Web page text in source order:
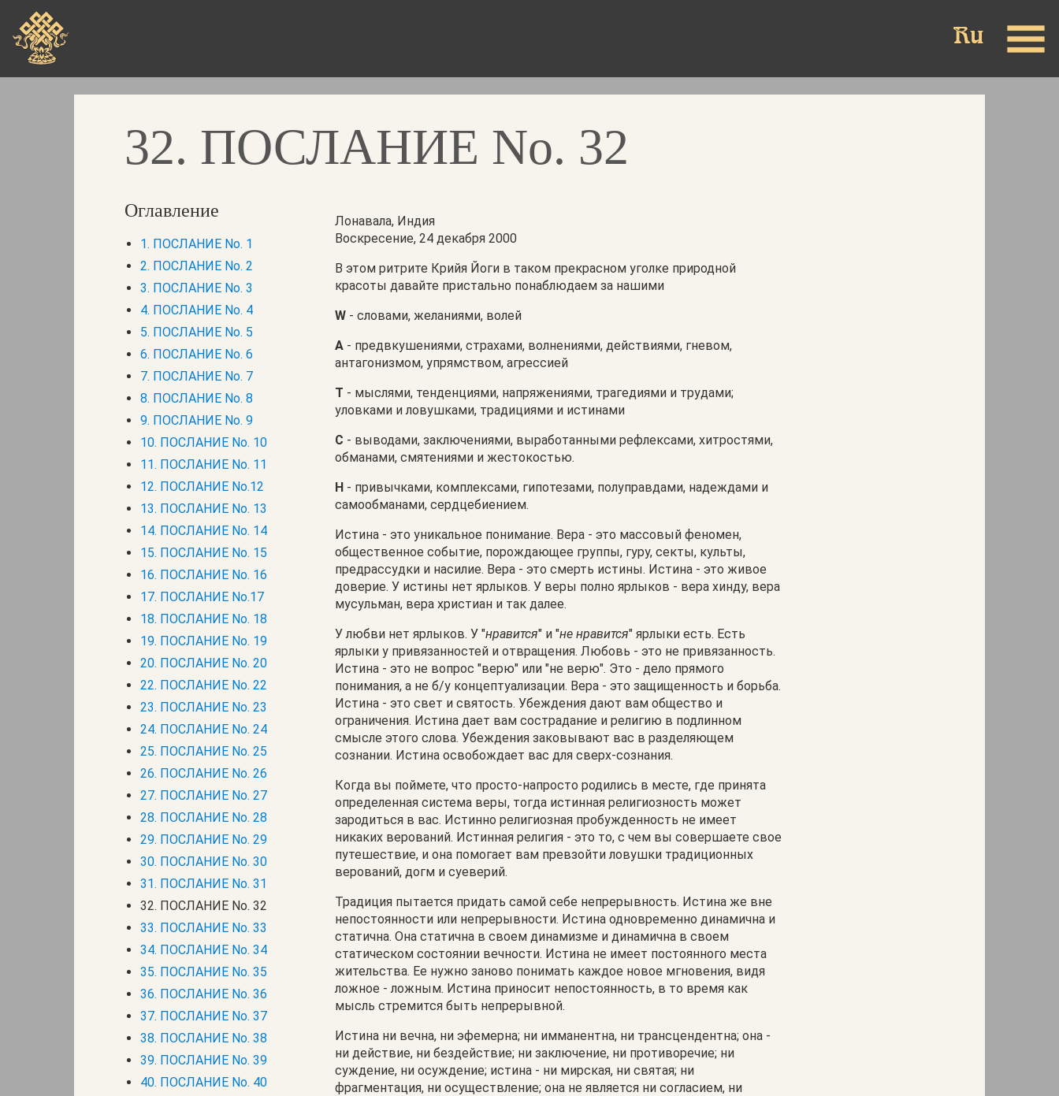
main
content
32. ПОСЛАНИЕ No. 32
Оглавление
1. ПОСЛАНИЕ No. 1
2. ПОСЛАНИЕ No. 2
3. ПОСЛАНИЕ No. 3
4. ПОСЛАНИЕ No. 4
5. ПОСЛАНИЕ No. 5
6. ПОСЛАНИЕ No. 6
7. ПОСЛАНИЕ No. 7
8. ПОСЛАНИЕ No. 8
9. ПОСЛАНИЕ No. 9
10. ПОСЛАНИЕ No. 10
11. ПОСЛАНИЕ No. 11
12. ПОСЛАНИЕ No.12
13. ПОСЛАНИЕ No. 13
14. ПОСЛАНИЕ No. 14
15. ПОСЛАНИЕ No. 15
16. ПОСЛАНИЕ No. 16
17. ПОСЛАНИЕ No.17
18. ПОСЛАНИЕ No. 18
19. ПОСЛАНИЕ No. 19
20. ПОСЛАНИЕ No. 20
22. ПОСЛАНИЕ No. 22
23. ПОСЛАНИЕ No. 23
24. ПОСЛАНИЕ No. 24
25. ПОСЛАНИЕ No. 25
26. ПОСЛАНИЕ No. 26
27. ПОСЛАНИЕ No. 27
28. ПОСЛАНИЕ No. 28
29. ПОСЛАНИЕ No. 29
30. ПОСЛАНИЕ No. 30
31. ПОСЛАНИЕ No. 31
32. ПОСЛАНИЕ No. 32
33. ПОСЛАНИЕ No. 33
34. ПОСЛАНИЕ No. 34
35. ПОСЛАНИЕ No. 35
36. ПОСЛАНИЕ No. 36
37. ПОСЛАНИЕ No. 37
38. ПОСЛАНИЕ No. 38
39. ПОСЛАНИЕ No. 39
40. ПОСЛАНИЕ No. 40
Лонавала, Индия
Воскресение, 24 декабря 2000
В этом ритрите Крийя Йоги в таком прекрасном уголке природной
красоты давайте пристально понаблюдаем за нашими
W - словами, желаниями, волей
A - предвкушениями, страхами, волнениями, действиями, гневом,
антагонизмом, упрямством, агрессией
T - мыслями, тенденциями, напряжениями, трагедиями и трудами;
уловками и ловушками, традициями и истинами
C - выводами, заключениями, выработанными рефлексами, хитростями,
обманами, смятениями и жестокостью.
H - привычками, комплексами, гипотезами, полуправдами, надеждами и
самообманами, сердцебиением.
Истина - это уникальное понимание. Вера - это массовый феномен,
общественное событие, порождающее группы, гуру, секты, культы,
предрассудки и насилие. Вера - это смерть истины. Истина - это живое
доверие. У истины нет ярлыков. У веры полно ярлыков - вера хинду, вера
мусульман, вера христиан и так далее.
У любви нет ярлыков. У "нравится" и "не нравится" ярлыки есть. Есть
ярлыки у привязанностей и отвращения. Любовь - это не привязанность.
Истина - это не вопрос "верю" или "не верю". Это - дело прямого
понимания, а не б/у концептуализации. Вера - это защищенность и борьба.
Истина - это свет и святость. Убеждения дают вам общество и
ограничения. Истина дает вам сострадание и религию в подлинном
смысле этого слова. Убеждения заковывают вас в разделяющем
сознании. Истина освобождает вас для сверх-сознания.
Когда вы поймете, что просто-напросто родились в месте, где принята
определенная система веры, тогда истинная религиозность может
зародиться в вас. Истинно религиозная пробужденность не имеет
никаких верований. Истинная религия - это то, с чем вы совершаете свое
путешествие, и она помогает вам превзойти ловушки традиционных
верований, догм и суеверий.
Традиция пытается придать самой себе непрерывность. Истина же вне
непостоянности или непрерывности. Истина одновременно динамична и
статична. Она статична в своем динамизме и динамична в своем
статическом состоянии вечности. Истина не имеет постоянного места
жительства. Ее нужно заново понимать каждое новое мгновения, видя
ложное - ложным. Истина приносит непостоянность, в то время как
мысль стремится быть непрерывной.
Истина ни вечна, ни эфемерна; ни имманентна, ни трансцендентна; она -
ни действие, ни бездействие; ни заключение, ни противоречие; ни
суждение, ни осуждение; истина - ни мирская, ни святая; ни
фрагментация, ни осуществление; она не является ни согласием, ни